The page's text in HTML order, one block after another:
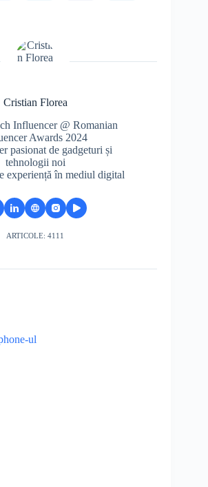
Cristian Florea
Influencer @ Romanian
Awards 2024
pasionat de gadgeturi și
tehnologii noi
experiență în mediul digital
ARTICOLE: 4111